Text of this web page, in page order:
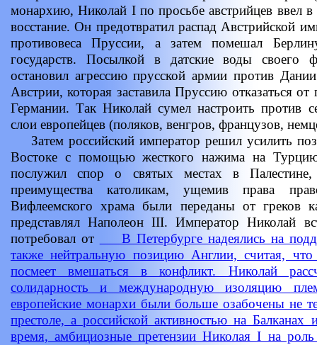
монархию, Николай I по просьбе австрийцев ввел
восстание. Он предотвратил распад Австрийской
противовеса Пруссии, а затем помешал
государств. Посылкой в датские воды своего
остановил агрессию прусской армии против
Австрии, которая заставила Пруссию отказаться
Германии. Так Николай сумел настроить против
слои европейцев (поляков, венгров, французов,
Затем российский император решил усилить
Востоке с помощью жесткого нажима на
послужил спор о святых местах в Палестине,
преимущества католикам, ущемив права
Вифлеемского храма были переданы от греков
представлял Наполеон III. Император Николай
потребовал от
В Петербурге надеялись на
также нейтральную позицию Англии, считая,
посмеет вмешаться в конфликт. Николай
солидарность и международную изоляцию
европейские монархи были больше озабочены не
престоле, а российской активностью на
время, амбициозные претензии Николая I на